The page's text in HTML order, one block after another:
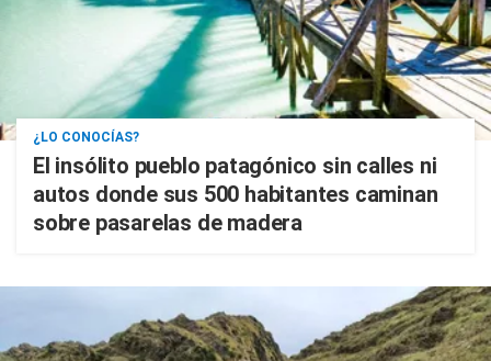
¿LO CONOCÍAS?
El insólito pueblo patagónico sin calles ni
autos donde sus 500 habitantes caminan
sobre pasarelas de madera